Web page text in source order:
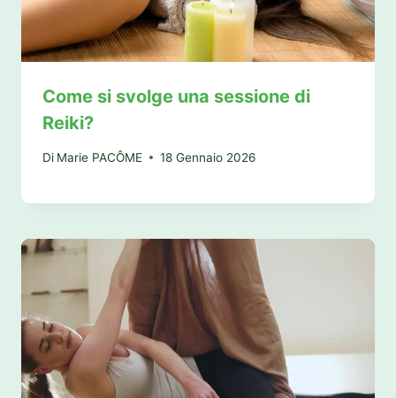
Come si svolge una sessione di
Reiki?
Di Marie PACÔME 18 Gennaio 2026